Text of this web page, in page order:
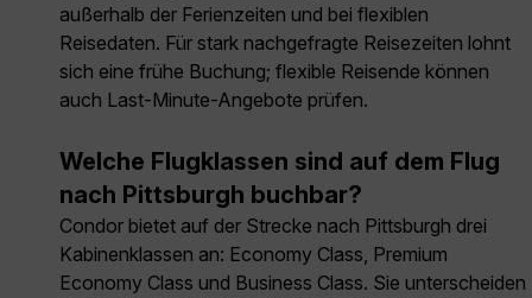
außerhalb der Ferienzeiten und bei flexiblen
Reisedaten. Für stark nachgefragte Reisezeiten lohnt
sich eine frühe Buchung; flexible Reisende können
auch Last-Minute-Angebote prüfen.
Welche Flugklassen sind auf dem Flug
nach Pittsburgh buchbar?
Condor bietet auf der Strecke nach Pittsburgh drei
Kabinenklassen an: Economy Class, Premium
Economy Class und Business Class. Sie unterscheiden